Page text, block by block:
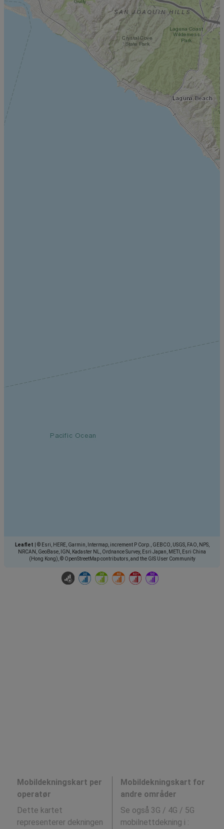
Leaflet
© Esri, HERE, Garmin, Intermap, increment P Corp., GEBCO, USGS, FAO, NPS,
NRCAN, GeoBase, IGN, Kadaster NL, Ordnance Survey, Esri Japan, METI, Esri China
(Hong Kong), © OpenStreetMap contributors, and the GIS User Community
Mobildekningskart per
operatør
Dette kartet
representerer dekningen
Mobildekningskart for
andre områder
Se også 3G / 4G / 5G
mobilnettdekning i :